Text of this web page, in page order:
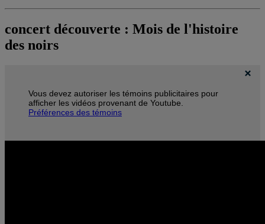
concert découverte : Mois de l'histoire
des noirs
Vous devez autoriser les témoins publicitaires pour
afficher les vidéos provenant de Youtube.
Préférences des témoins